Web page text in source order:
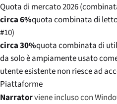
Quota di mercato 2026
circa 6%quota combinata di
#10)
circa 30%quota combinata di
da solo è ampiamente usato
utente esistente non riesce ad
Piattaforme
Narratorviene incluso con